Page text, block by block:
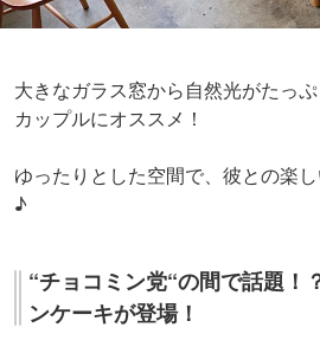
大きなガラス窓から自然光がたっぷ
カップルにオススメ！
ゆったりとした空間で、彼との楽
♪
“チョコミン党“の間で話題！
ンケーキが登場！